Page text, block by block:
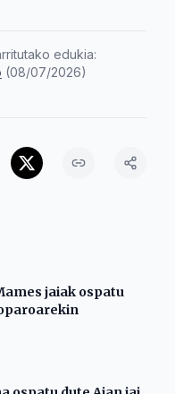
edukia:
(08/07/2026)
jaiak ospatu